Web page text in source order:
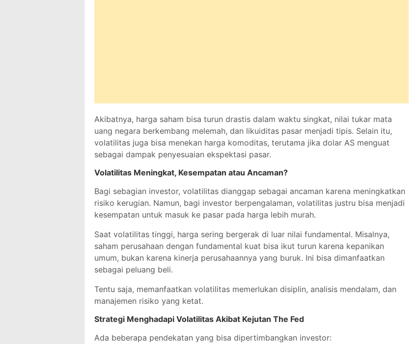
Akibatnya, harga saham bisa turun drastis dalam waktu singkat, nilai tukar mata
uang negara berkembang melemah, dan likuiditas pasar menjadi tipis. Selain itu,
volatilitas juga bisa menekan harga komoditas, terutama jika dolar AS menguat
sebagai dampak penyesuaian ekspektasi pasar.
Volatilitas Meningkat, Kesempatan atau Ancaman?
Bagi sebagian investor, volatilitas dianggap sebagai ancaman karena meningkatkan
risiko kerugian. Namun, bagi investor berpengalaman, volatilitas justru bisa menjadi
kesempatan untuk masuk ke pasar pada harga lebih murah.
Saat volatilitas tinggi, harga sering bergerak di luar nilai fundamental. Misalnya,
saham perusahaan dengan fundamental kuat bisa ikut turun karena kepanikan
umum, bukan karena kinerja perusahaannya yang buruk. Ini bisa dimanfaatkan
sebagai peluang beli.
Tentu saja, memanfaatkan volatilitas memerlukan disiplin, analisis mendalam, dan
manajemen risiko yang ketat.
Strategi Menghadapi Volatilitas Akibat Kejutan The Fed
Ada beberapa pendekatan yang bisa dipertimbangkan investor: